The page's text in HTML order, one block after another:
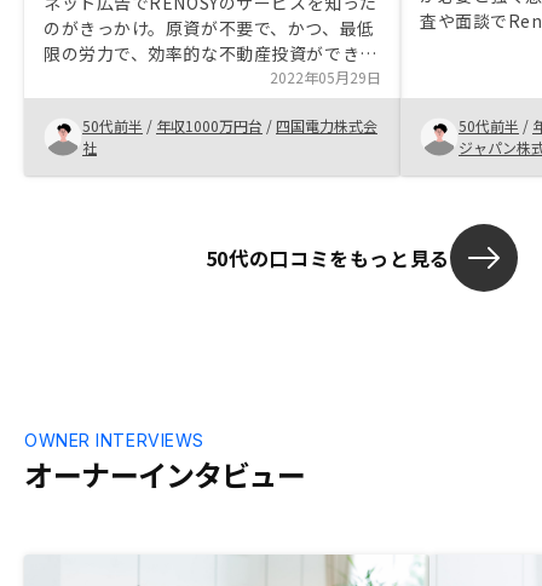
のがきっかけ。原資が不要で、かつ、最低
限の労力で、効率的な不動産投資ができる
と考えて投資を決定した。物件選択方針な
ども合理的であり、損失を被る可能性も低
いと考えた。ソーシングからエグジットま
でのすべてのフェーズをサポートしてくれ
る点も魅力的と感じた。ローンの繰上げ弁
いて知ったが、もし早めに分かっていれ
2022年05月29日
50代前半 / 年収1000万円台 / 四国電力株式会
社
査や面談で
投資を検討し
当時とは全く
量と透明性が
50代前半 /
ジャパン株
50代の口コミをもっと見る
オーナーインタビュー
OWNER INTERVIEWS